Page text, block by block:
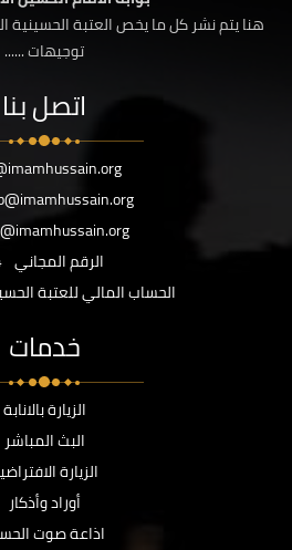
هنا يتم نشر كل ما يخص العتبة الحسينية
توجيهات ......
اتصل بنا
الرقم المجاني
الحساب المالي للعتبة
خدمات
الزيارة بالانابة
البث المباشر
الزيارة
أوراد وأذكار
اذاعة صوت